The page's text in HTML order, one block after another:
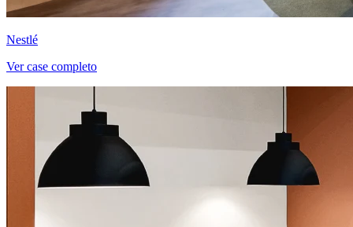
Nestlé
Ver case completo